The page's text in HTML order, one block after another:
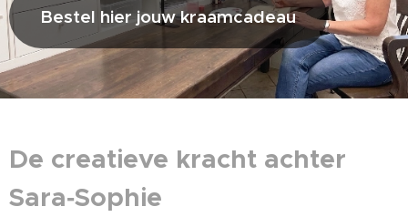
Bestel hier jouw kraamcadeau
De creatieve kracht achter
Sara‑Sophie